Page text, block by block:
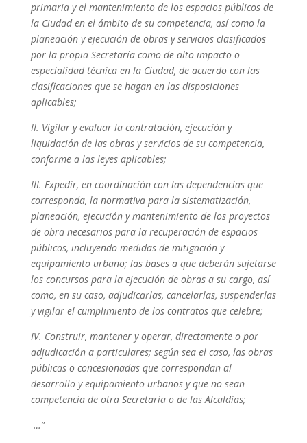
primaria y el mantenimiento de los espacios públicos de
la Ciudad en el ámbito de su competencia, así como la
planeación y ejecución de obras y servicios clasificados
por la propia Secretaría como de alto impacto o
especialidad técnica en la Ciudad, de acuerdo con las
clasificaciones que se hagan en las disposiciones
aplicables;
II. Vigilar y evaluar la contratación, ejecución y
liquidación de las obras y servicios de su competencia,
conforme a las leyes aplicables;
III. Expedir, en coordinación con las dependencias que
corresponda, la normativa para la sistematización,
planeación, ejecución y mantenimiento de los proyectos
de obra necesarios para la recuperación de espacios
públicos, incluyendo medidas de mitigación y
equipamiento urbano; las bases a que deberán sujetarse
los concursos para la ejecución de obras a su cargo, así
como, en su caso, adjudicarlas, cancelarlas, suspenderlas
y vigilar el cumplimiento de los contratos que celebre;
IV. Construir, mantener y operar, directamente o por
adjudicación a particulares; según sea el caso, las obras
públicas o concesionadas que correspondan al
desarrollo y equipamiento urbanos y que no sean
competencia de otra Secretaría o de las Alcaldías;
…”